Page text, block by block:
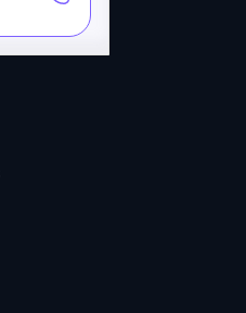
específicas de cada
el plan de cuidados
como la Ley de
disponibles para